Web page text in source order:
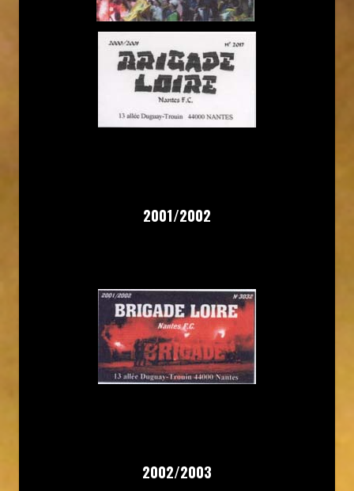
2001/2002
2002/2003